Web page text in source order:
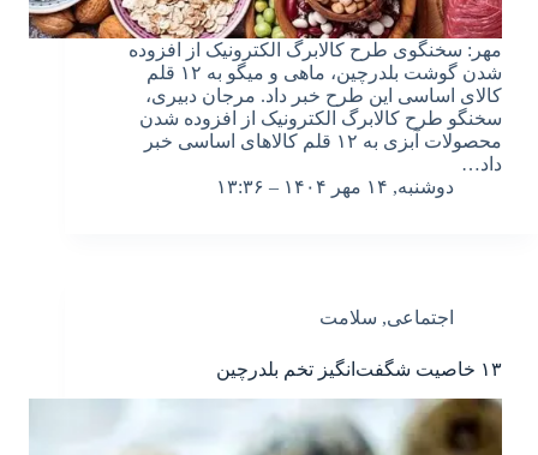
مهر: سخنگوی طرح کالابرگ الکترونیک از افزوده
شدن گوشت بلدرچین، ماهی و میگو به ۱۲ قلم
کالای اساسی این طرح خبر داد. مرجان دبیری،
سخنگو طرح کالابرگ الکترونیک از افزوده شدن
محصولات آبزی به ۱۲ قلم کالاهای اساسی خبر
داد…
دوشنبه, ۱۴ مهر ۱۴۰۴ – ۱۳:۳۶
اجتماعی, سلامت
۱۳ خاصیت شگفت‌انگیز تخم بلدرچین